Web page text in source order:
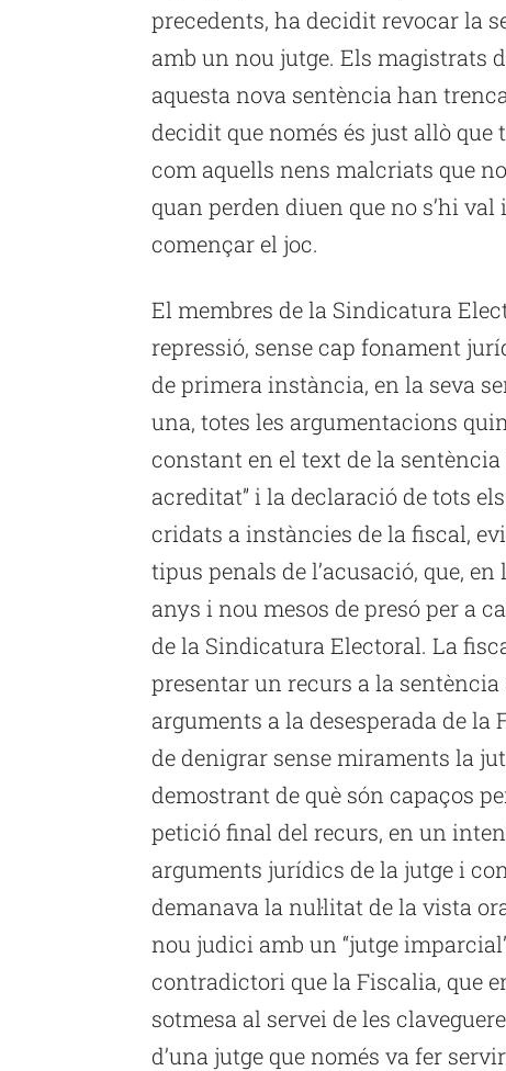
precedents, ha decidit revocar la
amb un nou jutge. Els magistrats
aquesta nova sentència han
decidit que només és just allò que
com aquells nens malcriats que
quan perden diuen que no s’hi
començar el joc.
El membres de la Sindicatura
repressió, sense cap fonament
de primera instància, en la seva
una, totes les argumentacions
constant en el text de la
acreditat” i la declaració de tots
cridats a instàncies de la fiscal,
tipus penals de l’acusació, que,
anys i nou mesos de presó per a
de la Sindicatura Electoral. La
presentar un recurs a la sentència
arguments a la desesperada de
de denigrar sense miraments la
demostrant de què són capaços
petició final del recurs, en un
arguments jurídics de la jutge i
demanava la nul·litat de la vista
nou judici amb un “jutge
contradictori que la Fiscalia, que
sotmesa al servei de les
d’una jutge que només va fer